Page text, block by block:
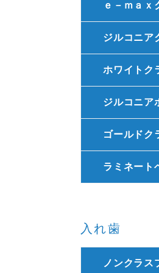
ｅ－ｍａｘ
ジルコニア
ホワイトク
ジルコニア
ゴールドク
ラミネート
入れ歯
ノンクラス